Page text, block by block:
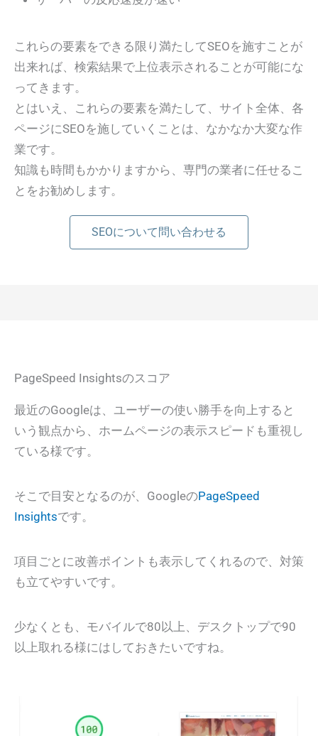
これらの要素をできる限り満たしてSEOを施すことが
出来れば、検索結果で上位表示されることが可能にな
ってきます。
とはいえ、これらの要素を満たして、サイト全体、各
ページにSEOを施していくことは、なかなか大変な作
業です。
知識も時間もかかりますから、専門の業者に任せるこ
とをお勧めします。
SEOについて問い合わせる
PageSpeed Insightsのスコア
最近のGoogleは、ユーザーの使い勝手を向上すると
いう観点から、ホームページの表示スピードも重視し
ている様です。
そこで目安となるのが、GoogleのPageSpeed
Insightsです。
項目ごとに改善ポイントも表示してくれるので、対策
も立てやすいです。
少なくとも、モバイルで80以上、デスクトップで90
以上取れる様にはしておきたいですね。